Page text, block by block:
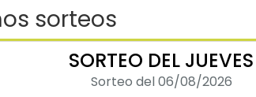
sorteos
SORTEO DEL JUEVES
Sorteo del 06/08/2026